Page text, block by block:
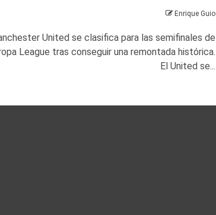
Enrique Guio
United se clasifica para las semifinales de
League tras conseguir una remontada histórica.
El United se...